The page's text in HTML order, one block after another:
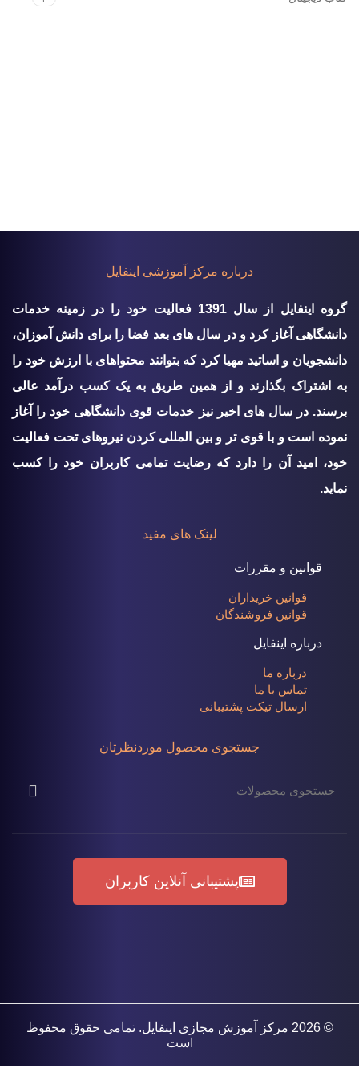
درباره مرکز آموزشی اینفایل
گروه اينفايل از سال 1391 فعالیت خود را در زمینه خدمات
دانشگاهی آغاز کرد و در سال های بعد فضا را برای دانش آموزان،
دانشجویان و اساتید مهیا کرد که بتوانند محتواهای با ارزش خود را
به اشتراک بگذارند و از همین طریق به یک کسب درآمد عالی
برسند. در سال های اخیر نیز خدمات قوی دانشگاهی خود را آغاز
نموده است و با قوی تر و بین المللی کردن نیروهای تحت فعالیت
خود، امید آن را دارد که رضایت تمامی کاربران خود را کسب
نماید.
لینک های مفید
قوانین و مقررات
قوانین خریداران
قوانین فروشندگان
درباره اینفایل
درباره ما
تماس با ما
ارسال تیکت پشتیبانی
جستجوی محصول موردنظرتان
پشتیبانی آنلاین کاربران
© 2026 مرکز آموزش مجازی اینفایل. تمامی حقوق محفوظ
است